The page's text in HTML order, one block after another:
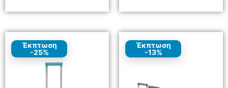
Έκπτωση
-25%
Έκπτωση
-13%